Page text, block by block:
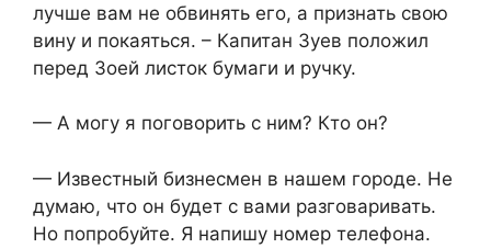
лучше вам не обвинять его, а признать свою
вину и покаяться. – Капитан Зуев положил
перед Зоей листок бумаги и ручку.
— А могу я поговорить с ним? Кто он?
— Известный бизнесмен в нашем городе. Не
думаю, что он будет с вами разговаривать.
Но попробуйте. Я напишу номер телефона.